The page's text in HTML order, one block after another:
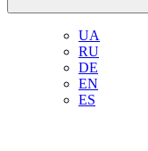
UA
RU
DE
EN
ES